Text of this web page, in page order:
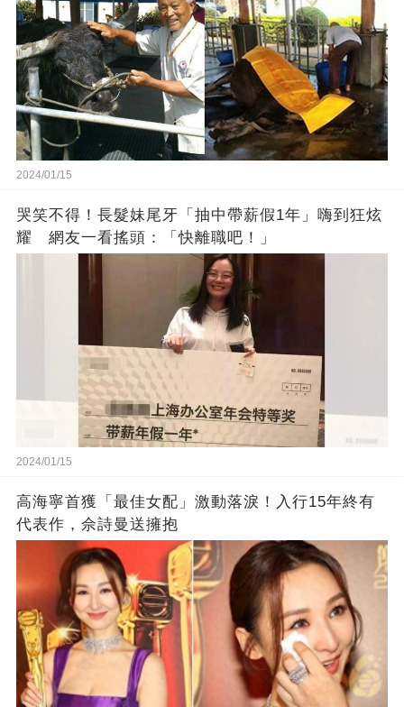
2024/01/15
哭笑不得！長髮妹尾牙「抽中帶薪假1年」嗨到狂炫
耀 網友一看搖頭：「快離職吧！」
2024/01/15
高海寧首獲「最佳女配」激動落淚！入行15年終有
代表作，佘詩曼送擁抱